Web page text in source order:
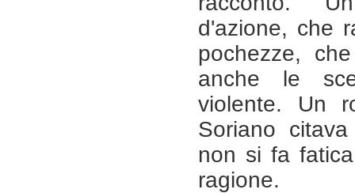
d'azione, che
pochezze,
anche le
violente. Un
Soriano
non si fa
ragione.